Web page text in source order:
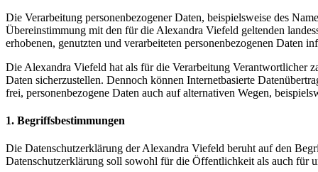
Die Verarbeitung personenbezogener Daten, beispielsweise des
Übereinstimmung mit den für die Alexandra Viefeld geltenden
erhobenen, genutzten und verarbeiteten personenbezogenen Daten
Die Alexandra Viefeld hat als für die Verarbeitung Verantwortlicher
Daten sicherzustellen. Dennoch können Internetbasierte
frei, personenbezogene Daten auch auf alternativen Wegen,
1. Begriffsbestimmungen
Die Datenschutzerklärung der Alexandra Viefeld beruht auf den
Datenschutzerklärung soll sowohl für die Öffentlichkeit als auch für